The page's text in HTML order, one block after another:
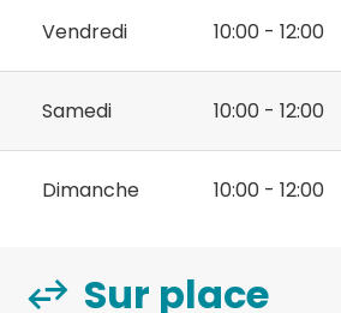
Vendredi 10:00 - 12:00
Samedi 10:00 - 12:00
Dimanche 10:00 - 12:00
Sur place